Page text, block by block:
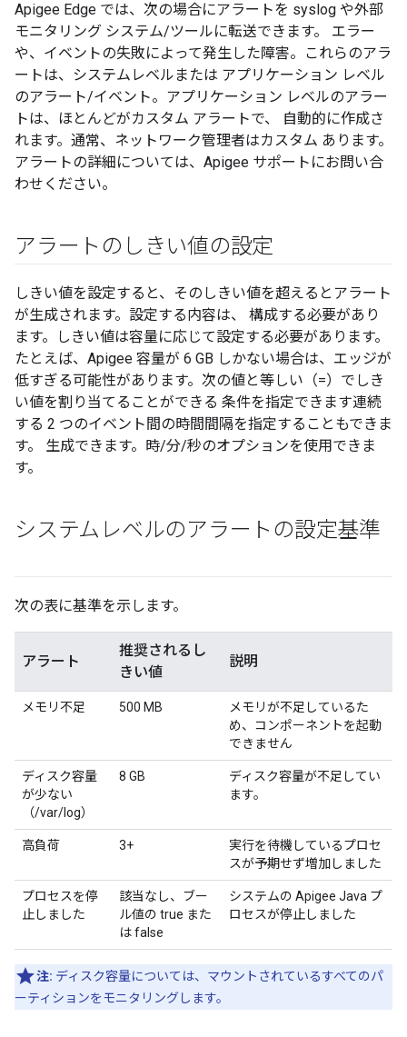
Apigee Edge では、次の場合にアラートを syslog や外部
モニタリング システム/ツールに転送できます。 エラー
や、イベントの失敗によって発生した障害。これらのアラ
ートは、システムレベルまたは アプリケーション レベル
のアラート/イベント。アプリケーション レベルのアラー
トは、ほとんどがカスタム アラートで、 自動的に作成さ
れます。通常、ネットワーク管理者はカスタム あります。
アラートの詳細については、Apigee サポートにお問い合
わせください。
アラートのしきい値の設定
しきい値を設定すると、そのしきい値を超えるとアラート
が生成されます。設定する内容は、 構成する必要があり
ます。しきい値は容量に応じて設定する必要があります。
たとえば、Apigee 容量が 6 GB しかない場合は、エッジが
低すぎる可能性があります。次の値と等しい（=）でしき
い値を割り当てることができる 条件を指定できます連続
する 2 つのイベント間の時間間隔を指定することもできま
す。 生成できます。時/分/秒のオプションを使用できま
す。
システムレベルのアラートの設定基準
次の表に基準を示します。
アラート
推奨されるし
きい値
説明
メモリ不足 500 MB
メモリが不足しているた
め、コンポーネントを起動
できません
ディスク容量
が少ない
（/var/log）
8 GB
ディスク容量が不足してい
ます。
高負荷 3+
実行を待機しているプロセ
スが予期せず増加しました
プロセスを停
止しました
該当なし、ブー
ル値の true また
は false
システムの Apigee Java プ
ロセスが停止しました
注: ディスク容量については、マウントされているすべてのパ
ーティションをモニタリングします。